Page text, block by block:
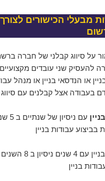
מבעלי הכישורים
על סיווג קבלני של חברה
להעסיק שני עובדים
או הנדסאי בניין או מנהל
בעבודה אצל קבלנים עם
עם ניסיון
בביצוע עבודות בניין
הנדסאי בניין עם 4
בניין